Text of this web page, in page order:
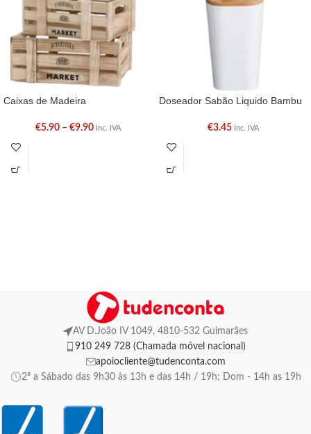
Caixas de Madeira
€5.90 – €9.90 Inc. IVA
Doseador Sabão Liquido Bambu
€3.45 Inc. IVA
AV D.João IV 1049, 4810-532 Guimarães
910 249 728 (Chamada móvel nacional)
apoiocliente@tudenconta.com
2ª a Sábado das 9h30 às 13h e das 14h / 19h; Dom - 14h as 19h